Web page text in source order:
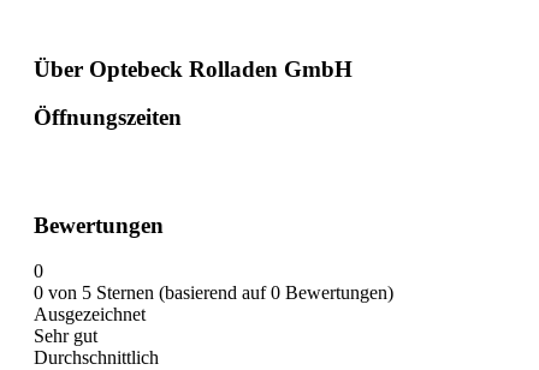
Über Optebeck Rolladen GmbH
Öffnungszeiten
Bewertungen
0
0 von 5 Sternen (basierend auf 0 Bewertungen)
Ausgezeichnet
Sehr gut
Durchschnittlich